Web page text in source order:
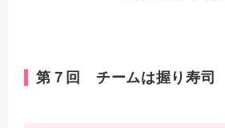
第７回 チームは握り寿司